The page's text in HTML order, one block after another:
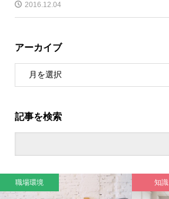
2016.12.04
アーカイブ
記事を検索
職場環境 知識